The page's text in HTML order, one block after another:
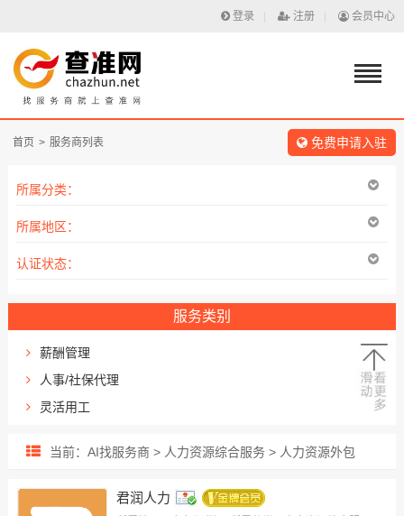
登录 注册 会员中心
首页 > 服务商列表 免费申请入驻
所属分类：
所属地区：
认证状态：
服务类别
薪酬管理
人事/社保代理
灵活用工
人力资源外包
招聘流程外包
当前：AI找服务商 > 人力资源综合服务 > 人力资源外包
君润人力